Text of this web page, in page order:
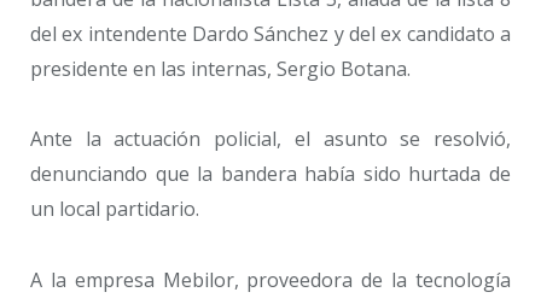
del ex intendente Dardo Sánchez y del ex candidato a
presidente en las internas, Sergio Botana.
Ante la actuación policial, el asunto se resolvió,
denunciando que la bandera había sido hurtada de
un local partidario.
A la empresa Mebilor, proveedora de la tecnología